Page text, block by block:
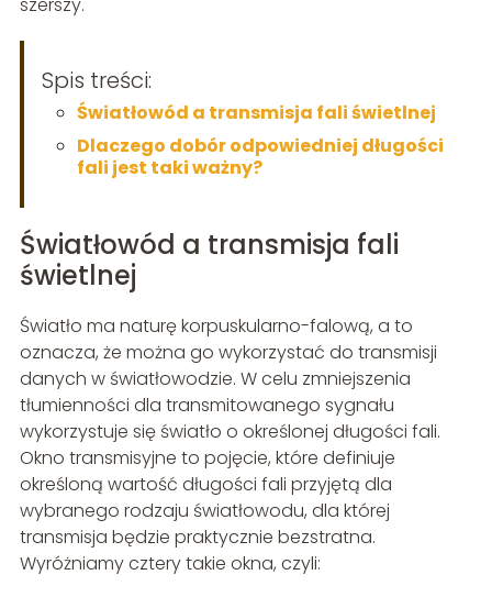
Spis treści:
Światłowód a transmisja fali świetlnej
Dlaczego dobór odpowiedniej długości
fali jest taki ważny?
Światłowód a transmisja fali
świetlnej
Światło ma naturę korpuskularno-falową, a to
oznacza, że można go wykorzystać do transmisji
danych w światłowodzie. W celu zmniejszenia
tłumienności dla transmitowanego sygnału
wykorzystuje się światło o określonej długości fali.
Okno transmisyjne to pojęcie, które definiuje
określoną wartość długości fali przyjętą dla
wybranego rodzaju światłowodu, dla której
transmisja będzie praktycznie bezstratna.
Wyróżniamy cztery takie okna, czyli: